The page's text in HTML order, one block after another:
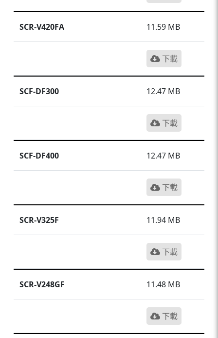
SCR-V420FA 11.59 MB
下載
SCF-DF300 12.47 MB
下載
SCF-DF400 12.47 MB
下載
SCR-V325F 11.94 MB
下載
SCR-V248GF 11.48 MB
下載